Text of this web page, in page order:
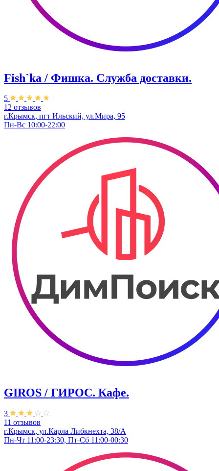
Fish`ka / Фишка. Служба доставки.
5
12 отзывов
г.Крымск, пгт Ильский, ул.Мира, 95
Пн-Вс 10:00-22:00
GIROS / ГИРОС. Кафе.
3
11 отзывов
г.Крымск, ул.Карла Либкнехта, 38/А
Пн-Чт 11:00-23:30, Пт-Сб 11:00-00:30